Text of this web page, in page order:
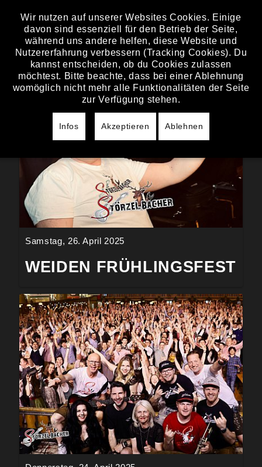
BILDER
Samstag, 26. April 2025
WEIDEN FRÜHLINGSFEST
Wir nutzen auf unserer Websites Cookies. Einige
davon sind essenziell für den Betrieb der Seite,
während uns andere helfen, diese Website und
Nutzererfahrung verbessern (Tracking Cookies). Du
kannst entscheiden, ob du Cookies zulassen
möchtest. Bitte beachte, dass bei einer Ablehnung
womöglich nicht mehr alle Funktionalitäten der Seite
zur Verfügung stehen.
Infos Akzeptieren Ablehnen